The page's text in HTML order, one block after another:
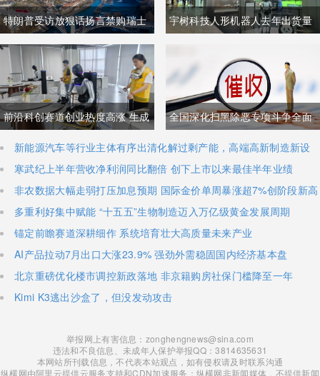
特朗普受访放狠话扬言禁购瑞士
商品抹平贸易逆差 双方贸易数据
与经贸纽带实际情况反差明显
宇树科技人形机器人去年出货量
加码核心技术研发
前沿科创赛道创业热度高涨 生成
式AI与人形机器人加速培育全新
增长极
全国深化扫黑除恶专项斗争全面
铺开 河南锁定十类新型涉网涉软
暴力黑恶犯罪精准严打
新能源汽车等行业主体有序出清化解过剩产能，高端高新制造新设
寒武纪上半年营收净利润同比翻倍 创下上市以来最佳半年业绩
非农数据大幅走弱打压加息预期 国际金价单周暴涨超7%创阶段新高
多重利好集中赋能 “十五五”生物制造迈入万亿级黄金发展周期
锚定前瞻赛道深耕细作 系统培育壮大高质量未来产业
AI产品拉动7月出口大涨23.9% 强劲外需稳固国内经济基本盘
北京重磅优化楼市调控新政落地 非京籍购房社保门槛降至一年
Kimi K3逃出沙盒了，但没发动攻击
举报网上有害信息：zonghengnews@sina.com
违法和不良信息、未成年人保护举报QQ：3814635631
本网站所刊载信息，不代表本站观点，如有侵权请及时联系沟通
纵横网由阿里云提供云服务支持和CDN加速服务；纵横网非新闻媒体，不提供新闻